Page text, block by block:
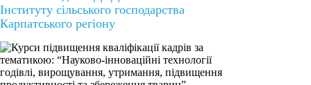
Інституту сільського господарства
Карпатського регіону